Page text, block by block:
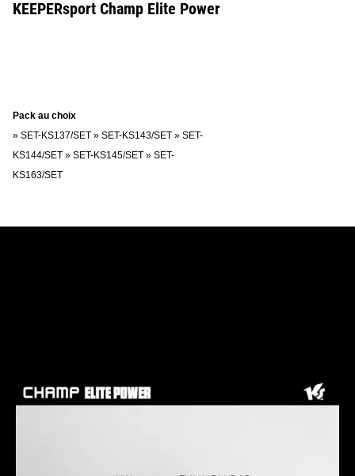
KEEPERsport Champ Elite Power
Pack au choix
» SET-KS137/SET » SET-KS143/SET » SET-
KS144/SET » SET-KS145/SET » SET-
KS163/SET